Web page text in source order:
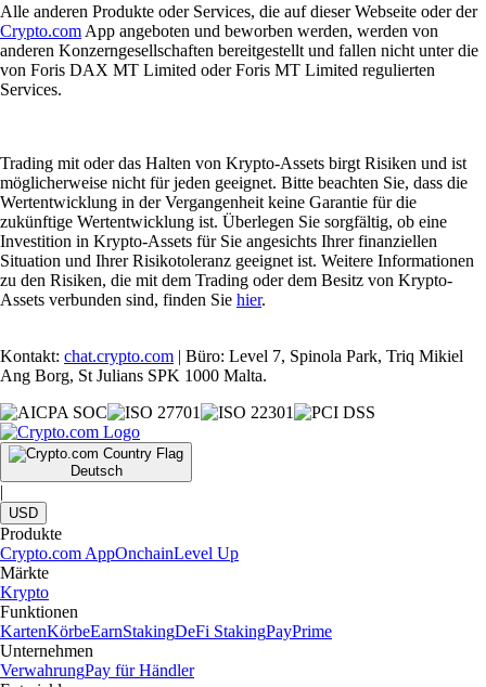
Alle anderen Produkte oder Services, die auf dieser Webseite oder der
Crypto.com App angeboten und beworben werden, werden von
anderen Konzerngesellschaften bereitgestellt und fallen nicht unter die
von Foris DAX MT Limited oder Foris MT Limited regulierten
Services.
Trading mit oder das Halten von Krypto-Assets birgt Risiken und ist
möglicherweise nicht für jeden geeignet. Bitte beachten Sie, dass die
Wertentwicklung in der Vergangenheit keine Garantie für die
zukünftige Wertentwicklung ist. Überlegen Sie sorgfältig, ob eine
Investition in Krypto-Assets für Sie angesichts Ihrer finanziellen
Situation und Ihrer Risikotoleranz geeignet ist. Weitere Informationen
zu den Risiken, die mit dem Trading oder dem Besitz von Krypto-
Assets verbunden sind, finden Sie hier.
Kontakt: chat.crypto.com | Büro: Level 7, Spinola Park, Triq Mikiel
Ang Borg, St Julians SPK 1000 Malta.
Deutsch
|
USD
Produkte
Crypto.com AppOnchainLevel Up
Märkte
Krypto
Funktionen
KartenKörbeEarnStakingDeFi StakingPayPrime
Unternehmen
VerwahrungPay für Händler